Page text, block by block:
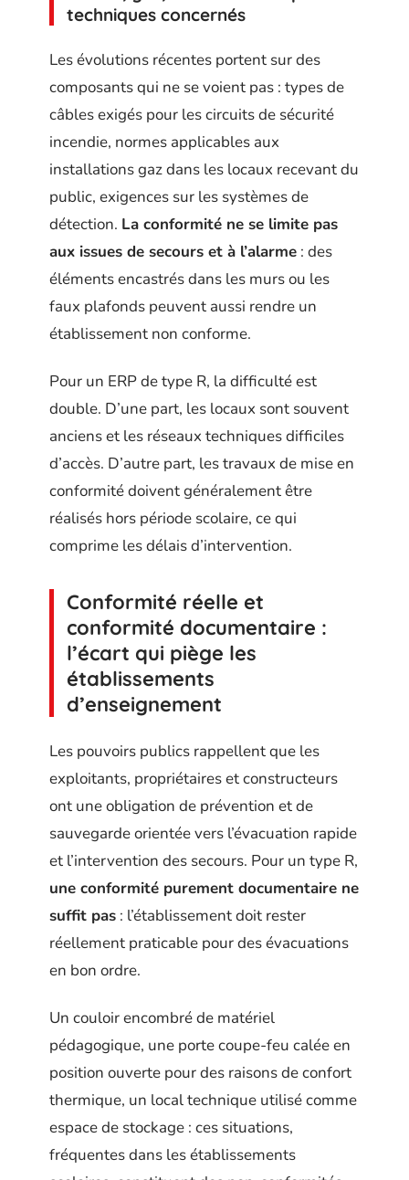
techniques concernés
Les évolutions récentes portent sur des
composants qui ne se voient pas : types de
câbles exigés pour les circuits de sécurité
incendie, normes applicables aux
installations gaz dans les locaux recevant du
public, exigences sur les systèmes de
détection. La conformité ne se limite pas
aux issues de secours et à l’alarme : des
éléments encastrés dans les murs ou les
faux plafonds peuvent aussi rendre un
établissement non conforme.
Pour un ERP de type R, la difficulté est
double. D’une part, les locaux sont souvent
anciens et les réseaux techniques difficiles
d’accès. D’autre part, les travaux de mise en
conformité doivent généralement être
réalisés hors période scolaire, ce qui
comprime les délais d’intervention.
Conformité réelle et
conformité documentaire :
l’écart qui piège les
établissements
d’enseignement
Les pouvoirs publics rappellent que les
exploitants, propriétaires et constructeurs
ont une obligation de prévention et de
sauvegarde orientée vers l’évacuation rapide
et l’intervention des secours. Pour un type R,
une conformité purement documentaire ne
suffit pas : l’établissement doit rester
réellement praticable pour des évacuations
en bon ordre.
Un couloir encombré de matériel
pédagogique, une porte coupe-feu calée en
position ouverte pour des raisons de confort
thermique, un local technique utilisé comme
espace de stockage : ces situations,
fréquentes dans les établissements